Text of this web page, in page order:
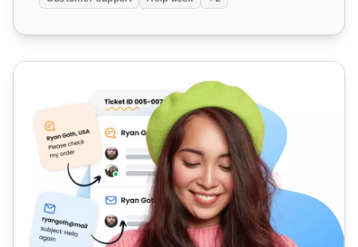
Abistava töölaua tarkvara väikesele ettevõttele